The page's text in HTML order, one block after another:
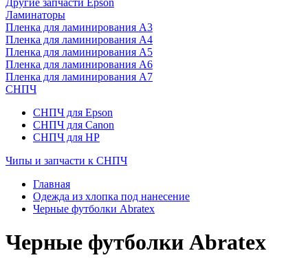
Другие запчасти Epson
Ламинаторы
Пленка для ламинирования А3
Пленка для ламинирования А4
Пленка для ламинирования А5
Пленка для ламинирования А6
Пленка для ламинирования А7
СНПЧ
СНПЧ для Epson
СНПЧ для Canon
СНПЧ для HP
Чипы и запчасти к СНПЧ
Главная
Одежда из хлопка под нанесение
Черные футболки Abratex
Черные футболки Abratex